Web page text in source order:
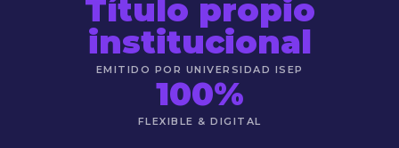
Título propio
institucional
EMITIDO POR UNIVERSIDAD ISEP
100%
FLEXIBLE & DIGITAL